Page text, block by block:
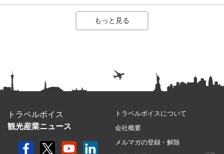
もっと見る
トラベルボイス
観光産業ニュース
トラベルボイスについて
会社概要
メルマガの登録・解除